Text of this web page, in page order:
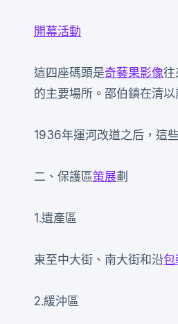
開幕活動
這四座碼頭是奇藝果影像往
的主要場所。邵伯鎮在清
1936年運河改道之后，這
二、保護區策展劃
1.遺產區
東至中大街、南大街和沿包
2.緩沖區